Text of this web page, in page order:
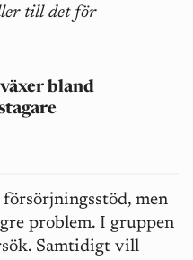
till det för
bland
men
problem. I gruppen
Samtidigt vill